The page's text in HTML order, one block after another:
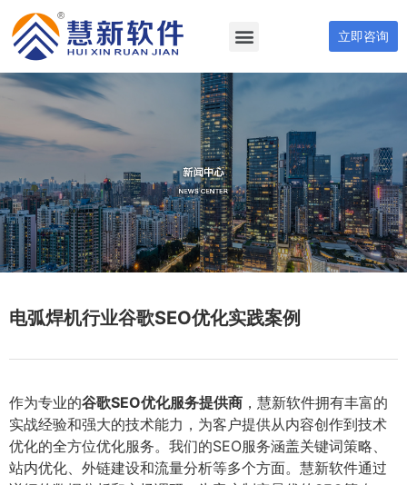
立即咨询
电弧焊机行业谷歌SEO优化实践案例
作为专业的谷歌SEO优化服务提供商 ，慧新软件拥有丰富的
实战经验和强大的技术能力，为客户提供从内容创作到技术
优化的全方位优化服务。我们的SEO服务涵盖关键词策略、
站内优化、外链建设和流量分析等多个方面。慧新软件通过